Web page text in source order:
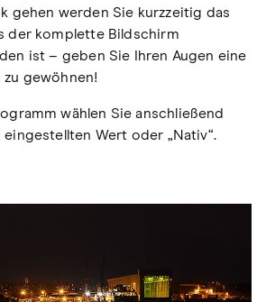
gehen werden Sie kurzzeitig das
der komplette Bildschirm
ist – geben Sie Ihren Augen eine
zu gewöhnen!
wählen Sie anschließend
Wert oder „Nativ“.